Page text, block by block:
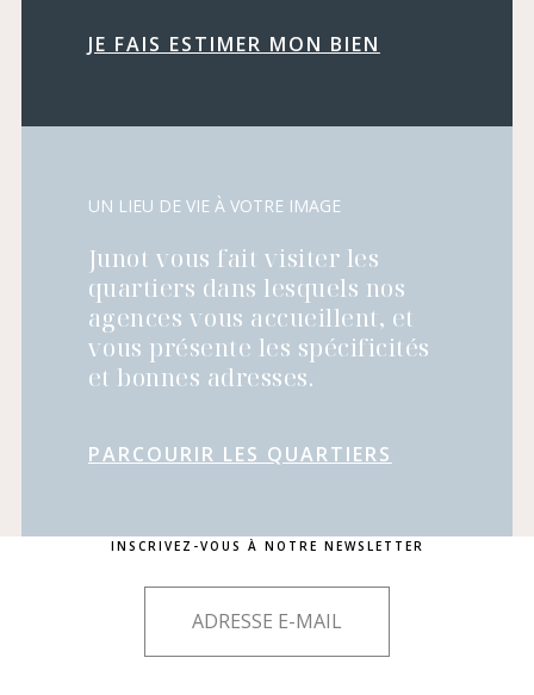
JE FAIS ESTIMER MON BIEN
UN LIEU DE VIE À VOTRE IMAGE
Junot vous fait visiter les
quartiers dans lesquels nos
agences vous accueillent, et
vous présente les spécificités
et bonnes adresses.
PARCOURIR LES QUARTIERS
INSCRIVEZ-VOUS À NOTRE NEWSLETTER